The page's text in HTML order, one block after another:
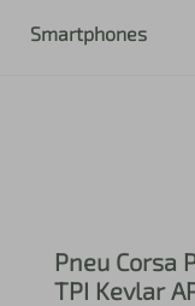
Smartphones
Pneu Corsa
TPI Kevlar